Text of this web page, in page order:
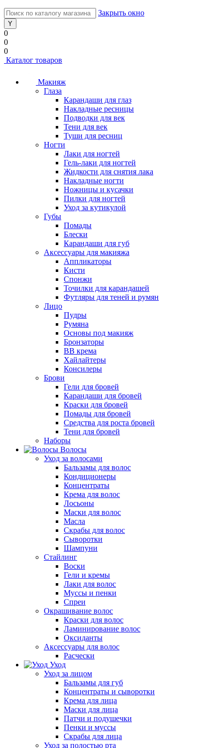
Закрыть окно
0
0
0
Каталог товаров
Макияж
Глаза
Карандаши для глаз
Накладные ресницы
Подводки для век
Тени для век
Туши для ресниц
Ногти
Лаки для ногтей
Гель-лаки для ногтей
Жидкости для снятия лака
Накладные ногти
Ножницы и кусачки
Пилки для ногтей
Уход за кутикулой
Губы
Помады
Блески
Карандаши для губ
Аксессуары для макияжа
Аппликаторы
Кисти
Спонжи
Точилки для карандашей
Футляры для теней и румян
Лицо
Пудры
Румяна
Основы под макияж
Бронзаторы
BB крема
Хайлайтеры
Консилеры
Брови
Гели для бровей
Карандаши для бровей
Краски для бровей
Помады для бровей
Средства для роста бровей
Тени для бровей
Наборы
Волосы
Уход за волосами
Бальзамы для волос
Кондиционеры
Концентраты
Крема для волос
Лосьоны
Маски для волос
Масла
Скрабы для волос
Сыворотки
Шампуни
Стайлинг
Воски
Гели и кремы
Лаки для волос
Муссы и пенки
Спреи
Окрашивание волос
Краски для волос
Ламинирование волос
Оксиданты
Аксессуары для волос
Расчески
Уход
Уход за лицом
Бальзамы для губ
Концентраты и сыворотки
Крема для лица
Маски для лица
Патчи и подушечки
Пенки и муссы
Скрабы для лица
Уход за полостью рта